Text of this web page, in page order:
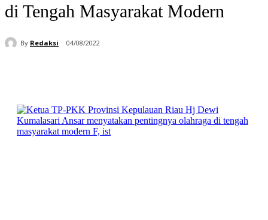
di Tengah Masyarakat Modern
By Redaksi 04/08/2022